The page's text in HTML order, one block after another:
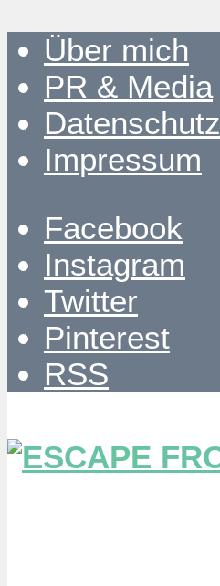
Über mich
PR & Media
Datenschutz
Impressum
Facebook
Instagram
Twitter
Pinterest
RSS